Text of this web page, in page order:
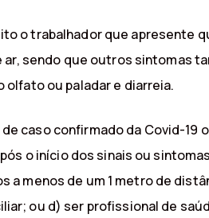
o trabalhador que apresente
ar, sendo que outros sintomas
olfato ou paladar e diarreia.
caso confirmado da Covid-19
o início dos sinais ou
a menos de um 1 metro de
ou d) ser profissional de